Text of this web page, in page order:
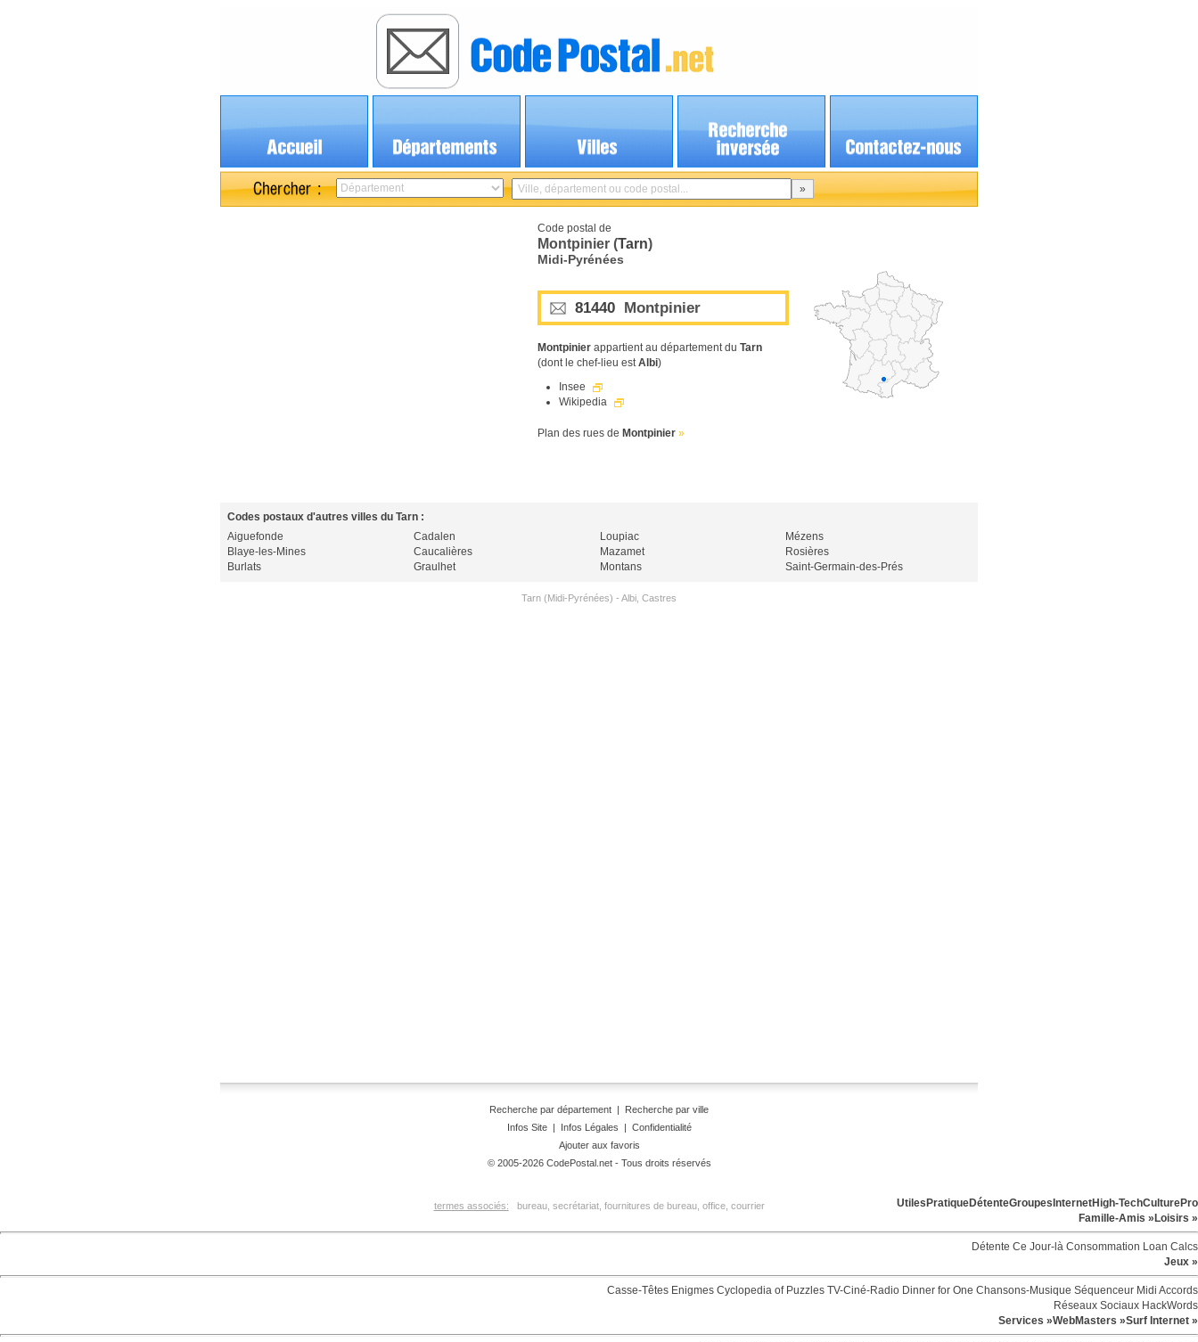
Code postal de
Montpinier (Tarn)
Midi-Pyrénées
81440 Montpinier
Montpinier appartient au département du Tarn
(dont le chef-lieu estAlbi)
Insee
Wikipedia
Plan des rues de Montpinier »
Codes postaux d'autres villes du Tarn :
Aiguefonde
Blaye-les-Mines
Burlats
Cadalen
Caucalières
Graulhet
Loupiac
Mazamet
Montans
Mézens
Rosières
Saint-Germain-des-Prés
Tarn (Midi-Pyrénées) - Albi Castres
Recherche par département | Recherche par ville
Infos Site| Infos Légales | Confidentialité
Ajouter aux favoris
© 2005-2026 CodePostal.net - Tous droits réservés
termes associés: bureau, secrétariat, fournitures de bureau, office, courrier Utiles PratiqueDétenteGroupes InternetHigh-TechCulturePro
Famille-Amis » Loisirs »
Détente Ce Jour-là Consommation Loan Calcs
Jeux »
Casse-Têtes Enigmes Cyclopedia of Puzzles TV-Ciné-Radio Dinner for One Chansons-Musique Séquenceur Midi Accords
Réseaux Sociaux HackWords
Services »WebMasters »Surf Internet »